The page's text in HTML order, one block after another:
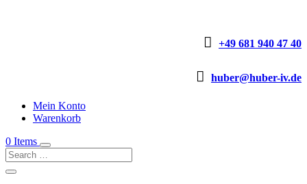
 +49 681 940 47 40
 huber@huber-iv.de
Mein Konto
Warenkorb
0 Items